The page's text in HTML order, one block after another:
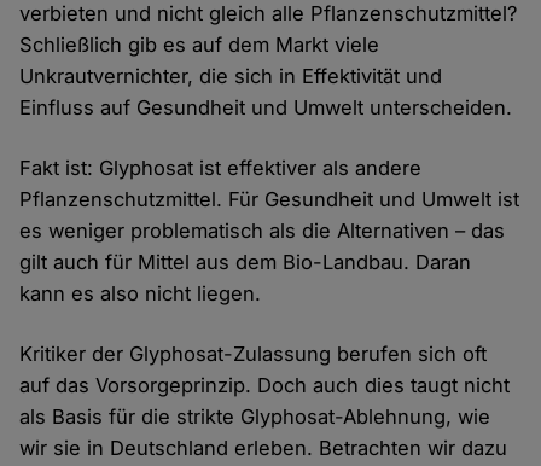
verbieten und nicht gleich alle Pflanzenschutzmittel?
Schließlich gib es auf dem Markt viele
Unkrautvernichter, die sich in Effektivität und
Einfluss auf Gesundheit und Umwelt unterscheiden.
Fakt ist: Glyphosat ist effektiver als andere
Pflanzenschutzmittel. Für Gesundheit und Umwelt ist
es weniger problematisch als die Alternativen – das
gilt auch für Mittel aus dem Bio-Landbau. Daran
kann es also nicht liegen.
Kritiker der Glyphosat-Zulassung berufen sich oft
auf das Vorsorgeprinzip. Doch auch dies taugt nicht
als Basis für die strikte Glyphosat-Ablehnung, wie
wir sie in Deutschland erleben. Betrachten wir dazu